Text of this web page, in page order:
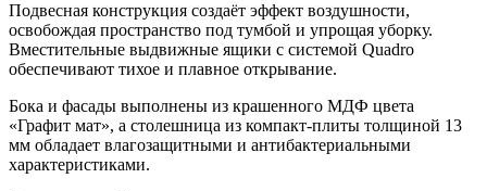
Подвесная конструкция создаёт эффект воздушности,
освобождая пространство под тумбой и упрощая уборку.
Вместительные выдвижные ящики с системой Quadro
обеспечивают тихое и плавное открывание.
Бока и фасады выполнены из крашенного МДФ цвета
«Графит мат», а столешница из компакт-плиты толщиной 13
мм обладает влагозащитными и антибактериальными
характеристиками.